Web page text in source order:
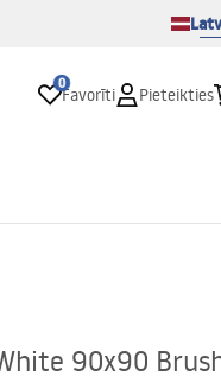
0
Favorīti Pieteikties
90x90